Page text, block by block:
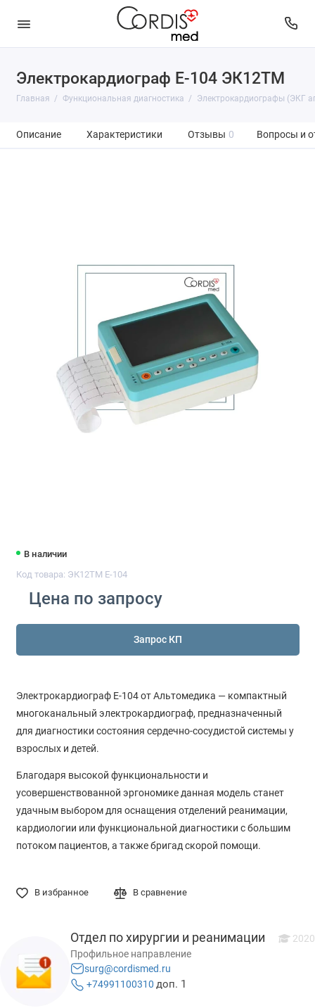
Электрокардиограф Е-104 ЭК12ТМ
Главная Функциональная диагностика Электрокардиографы (ЭКГ
Описание Характеристики Отзывы 0 Вопросы и
В наличии
Код товара: ЭК12ТМ Е-104
Цена по запросу
Запрос КП
Электрокардиограф Е-104 от Альтомедика — компактный
многоканальный электрокардиограф, предназначенный
для диагностики состояния сердечно-сосудистой системы у
взрослых и детей.
Благодаря высокой функциональности и
усовершенствованной эргономике данная модель станет
удачным выбором для оснащения отделений реанимации,
кардиологии или функциональной диагностики с большим
потоком пациентов, а также бригад скорой помощи.
В избранное В сравнение
Отдел по хирургии и реанимации 2020
Профильное направление
surg@cordismed.ru
+74991100310 доп. 1